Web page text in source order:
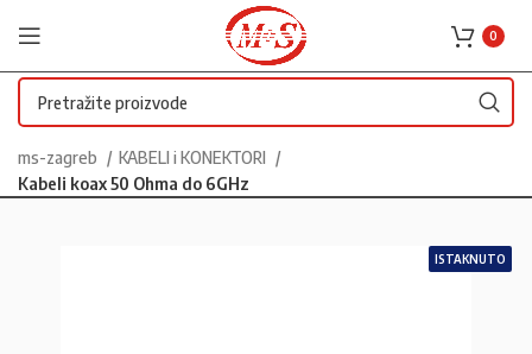
0
ms-zagreb
KABELI i KONEKTORI
Kabeli koax 50 Ohma do 6GHz
ISTAKNUTO